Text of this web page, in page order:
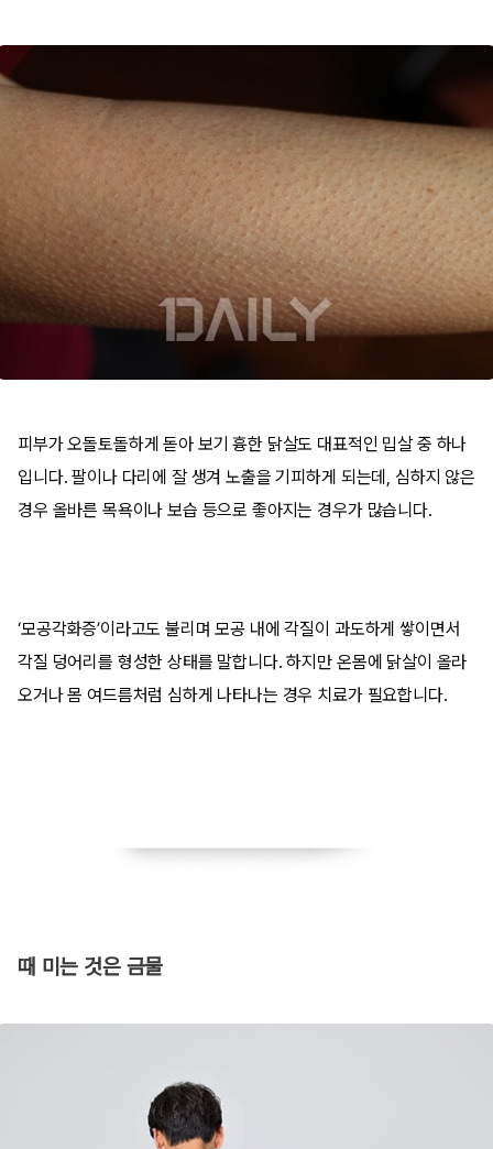
피부가 오돌토돌하게 돋아 보기 흉한 닭살도 대표적인 밉살 중 하나
입니다. 팔이나 다리에 잘 생겨 노출을 기피하게 되는데, 심하지 않은
경우 올바른 목욕이나 보습 등으로 좋아지는 경우가 많습니다.
‘모공각화증’이라고도 불리며 모공 내에 각질이 과도하게 쌓이면서
각질 덩어리를 형성한 상태를 말합니다. 하지만 온몸에 닭살이 올라
오거나 몸 여드름처럼 심하게 나타나는 경우 치료가 필요합니다.
때 미는 것은 금물